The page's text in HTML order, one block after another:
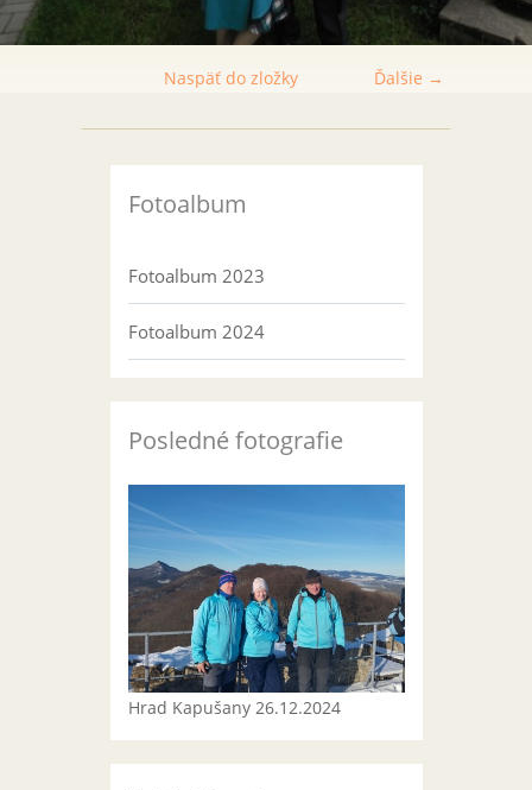
Ďalšie →
Naspäť do zložky
Fotoalbum
Fotoalbum 2023
Fotoalbum 2024
Posledné fotografie
Hrad Kapušany 26.12.2024